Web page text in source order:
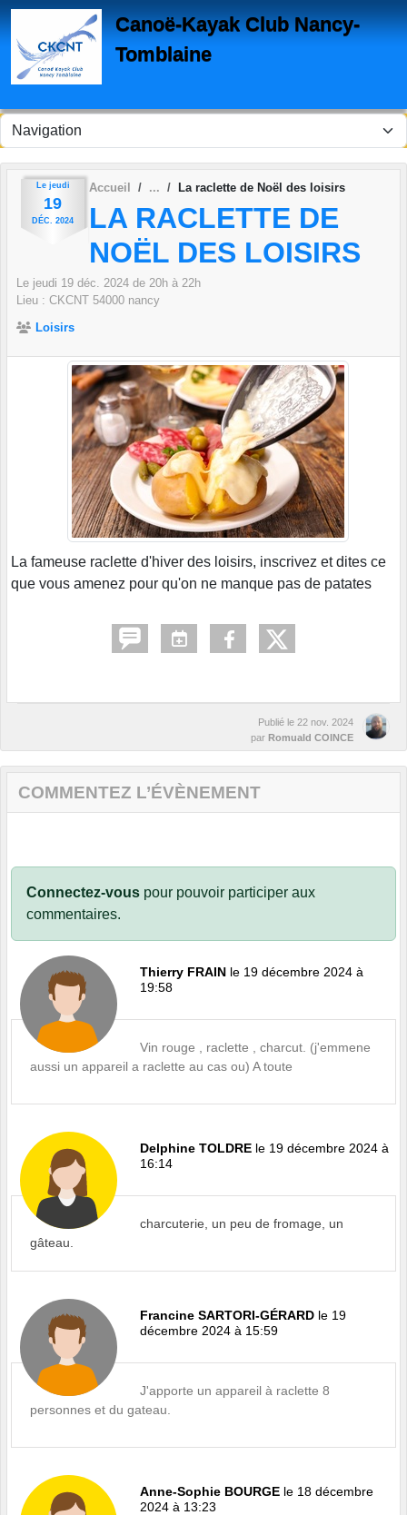
Canoë-Kayak Club Nancy-
Tomblaine
Le jeudi
19
DÉC. 2024
Accueil La raclette de Noël des loisirs
LA RACLETTE DE
NOËL DES LOISIRS
Le jeudi 19 déc. 2024 de 20h à 22h
Lieu : CKCNT 54000 nancy
Loisirs
La fameuse raclette d'hiver des loisirs, inscrivez et dites ce
que vous amenez pour qu'on ne manque pas de patates
Publié le 22 nov. 2024
par Romuald COINCE
COMMENTEZ L’ÉVÈNEMENT
Connectez-vous pour pouvoir participer aux
commentaires.
Thierry FRAIN le 19 décembre 2024 à
19:58
Vin rouge , raclette , charcut. (j'emmene
aussi un appareil a raclette au cas ou) A toute
Delphine TOLDRE le 19 décembre 2024 à
16:14
charcuterie, un peu de fromage, un
gâteau.
Francine SARTORI-GÉRARD le 19
décembre 2024 à 15:59
J'apporte un appareil à raclette 8
personnes et du gateau.
Anne-Sophie BOURGE le 18 décembre
2024 à 13:23
Panneau de gestion des cookies